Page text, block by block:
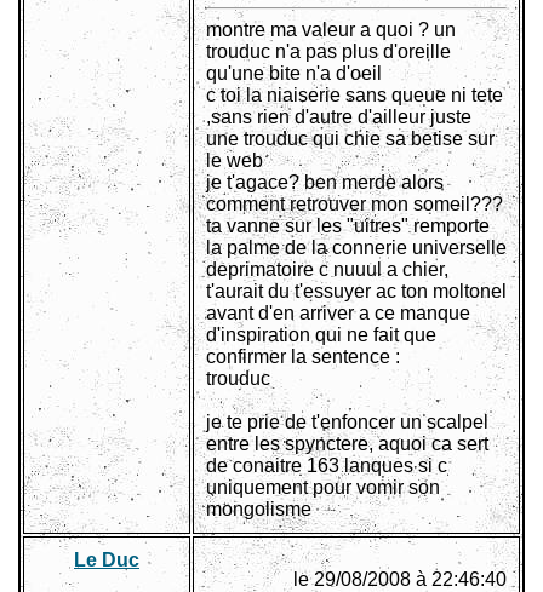
montre ma valeur a quoi ? un
trouduc n'a pas plus d'oreille
qu'une bite n'a d'oeil
c toi la niaiserie sans queue ni tete
,sans rien d'autre d'ailleur juste
une trouduc qui chie sa betise sur
le web
je t'agace? ben merde alors
comment retrouver mon someil???
ta vanne sur les "uitres" remporte
la palme de la connerie universelle
deprimatoire c nuuul a chier,
t'aurait du t'essuyer ac ton moltonel
avant d'en arriver a ce manque
d'inspiration qui ne fait que
confirmer la sentence :
trouduc
je te prie de t'enfoncer un scalpel
entre les spynctere, aquoi ca sert
de conaitre 163 lanques si c
uniquement pour vomir son
mongolisme
Le Duc
le 29/08/2008 à 22:46:40